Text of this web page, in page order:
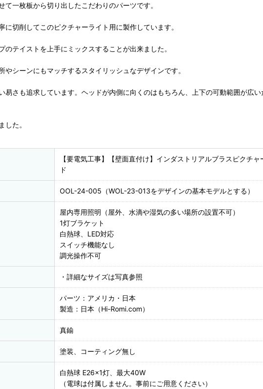
一枚板から切り出したこだわりのパーツです。
切削してこのピクチャーライト用に製作しています。
テイストを上手にミックスすることが出来ました。
シーンにもマッチするスタイリッシュなデザインです。
さも追求しています。ヘッドが内側に向くのはもちろん、上下の可動範囲が広
した。
【要電気工事】【壁面直付け】インダストリアルブラスピクチ
ド
OOL-24-005（WOL-23-013をデザインの基本モデルとする）
屋内専用照明（屋外、水滴や湿気の多い場所の設置不可）
1灯ブラケット
白熱球、LED対応
スイッチ機能なし
調光操作不可
・詳細なサイズは写真参照
パーツ：アメリカ・日本
製造：日本（Hi-Romi.com）
真鍮
塗装、コーティング無し
白熱球 E26×1灯、最大40W
（電球は付属しません。事前にご用意ください）